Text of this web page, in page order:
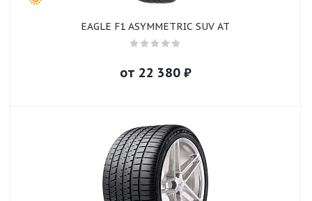
EAGLE F1 ASYMMETRIC SUV AT
от 22 380₽